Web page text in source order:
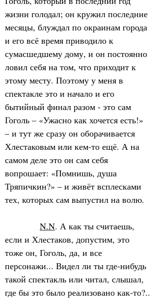
жизни голодал; он кружил последние
месяцы, блуждал по окраинам города
и его всё время приводило к
сумасшедшему дому, и он постоянно
ловил себя на том, что приходит к
этому месту. Поэтому у меня в
спектакле это и начало и его
бытийный финал разом - это сам
Гоголь – «Ужасно как хочется есть!»
– и тут же сразу он оборачивается
Хлестаковым или кем-то ещё. А на
самом деле это он сам себя
вопрошает: «Помнишь, душа
Тряпичкин?» – и живёт всплесками
тех, которых сам выпустил на волю.
N.N. А как ты считаешь,
если и Хлестаков, допустим, это
тоже он, Гоголь, да, и все
персонажи... Видел ли ты где-нибудь
такой спектакль или читал, слышал,
где бы это было реализовано как-то?..